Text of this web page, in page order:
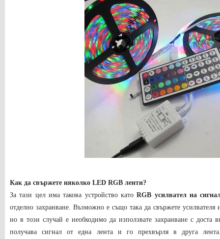
Как да свържете няколко LED RGB ленти?
За тази цел има такова устройство катоRGB усилвател на
отделно захранване. Възможно е също така да свържете усилвателя
но в този случай е необходимо да използвате захранване с доста
получава сигнал от една лента и го прехвърля в друга